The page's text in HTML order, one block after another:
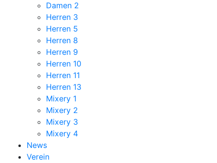
Damen 2
Herren 3
Herren 5
Herren 8
Herren 9
Herren 10
Herren 11
Herren 13
Mixery 1
Mixery 2
Mixery 3
Mixery 4
News
Verein